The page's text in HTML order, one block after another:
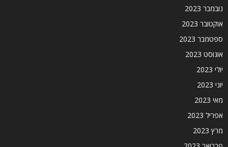
נובמבר 2023
אוקטובר 2023
ספטמבר 2023
אוגוסט 2023
יולי 2023
יוני 2023
מאי 2023
אפריל 2023
מרץ 2023